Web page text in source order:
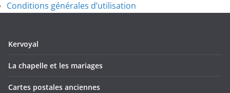
Conditions générales d’utilisation
Kervoyal
La chapelle et les mariages
Cartes postales anciennes